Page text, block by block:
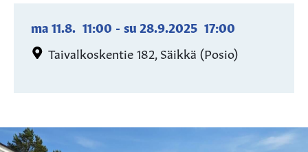
ma 11.8. 11:00 - su 28.9.2025 17:00
Taivalkoskentie 182, Säikkä (Posio)